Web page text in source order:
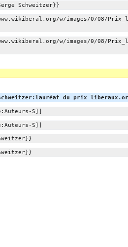
Schweitzer}}
w/images/0/08/
w/images/0/08/
du prix
S]]
S]]